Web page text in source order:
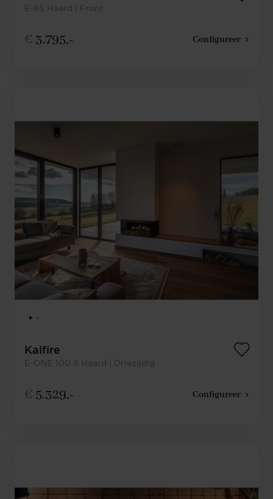
E-65 Haard | Front
€ 3.795,- Configureer
Kalfire
E-ONE 100 S Haard | Driezijdig
€ 5.329,- Configureer